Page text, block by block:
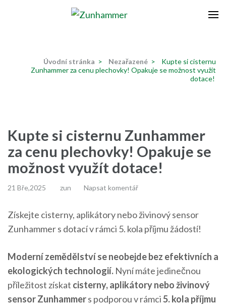
Úvodní stránka > Nezařazené >
Kupte si cisternu
Zunhammer za cenu plechovky! Opakuje se možnost využít
dotace!
Kupte si cisternu Zunhammer
za cenu plechovky! Opakuje se
možnost využít dotace!
21 Bře,2025 zun Napsat komentář
Získejte cisterny, aplikátory nebo živinový sensor
Zunhammer s dotací v rámci 5. kola příjmu žádostí!
Moderní zemědělství se neobejde bez efektivních a
ekologických technologií. Nyní máte jedinečnou
příležitost získat cisterny, aplikátory nebo živinový
sensor Zunhammers podporou v rámci5. kola příjmu